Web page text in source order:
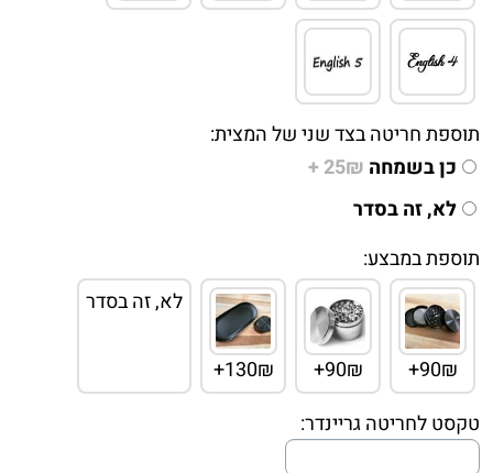
תוספת חריטה בצד שני של המצית:
כן בשמחה 25₪ +
לא, זה בסדר
תוספת במבצע:
90₪+
90₪+
130₪+
לא, זה בסדר
טקסט לחריטה גריינדר: